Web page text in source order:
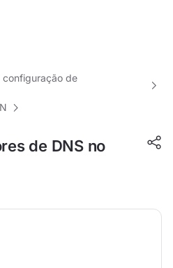
configuração de
de DNS no